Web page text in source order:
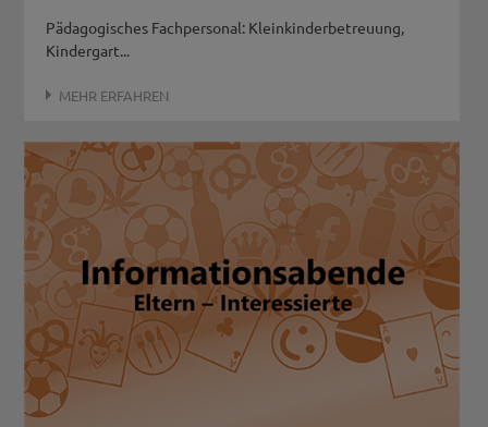
Pädagogisches Fachpersonal: Kleinkinderbetreuung,
Kindergart...
MEHR ERFAHREN